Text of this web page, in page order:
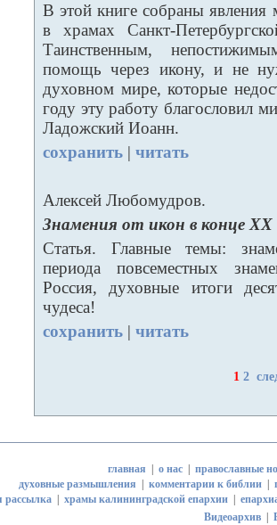
В этой книге собраны явления
в храмах Санкт-
Таинственным,
помощь через икону, и не
духовном мире, которые
году эту работу благословил
Ладожский Иоанн.
сохранить | читать
Алексей Любомудров.
Знамения от икон в конце ХХ
Статья. Главные темы:
периода повсеместных
Россия, духовные итоги
чудеса!
сохранить | читать
1 2
главная о нас| православные
духовные размышления
комментарии к библии
рассылка| храмы калининградской епархии|
Видеоархив